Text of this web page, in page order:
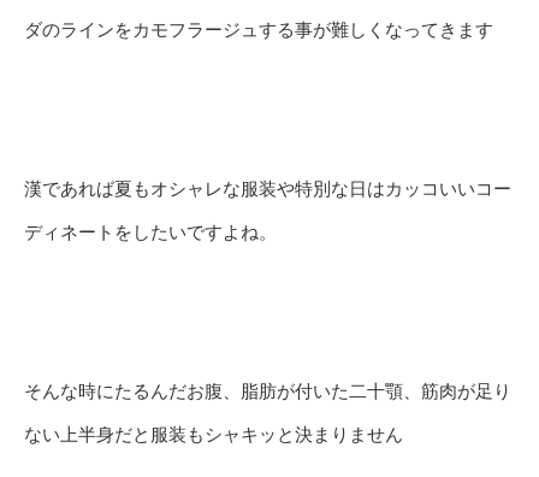
ダのラインをカモフラージュする事が難しくなってきます
漢であれば夏もオシャレな服装や特別な日はカッコいいコー
ディネートをしたいですよね。
そんな時にたるんだお腹、脂肪が付いた二十顎、筋肉が足り
ない上半身だと服装もシャキッと決まりません